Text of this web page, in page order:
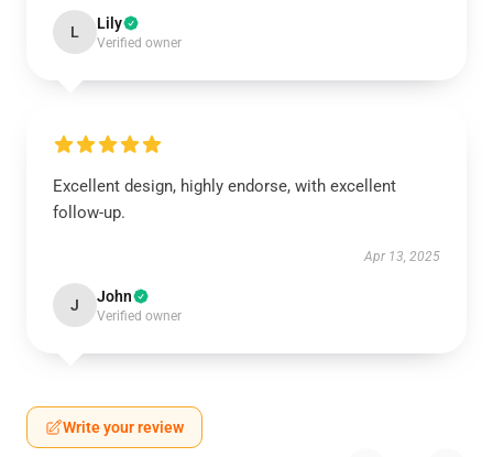
L Lily
Verified owner
Excellent design, highly endorse, with excellent
follow-up.
Apr 13, 2025
J John
Verified owner
Write your review